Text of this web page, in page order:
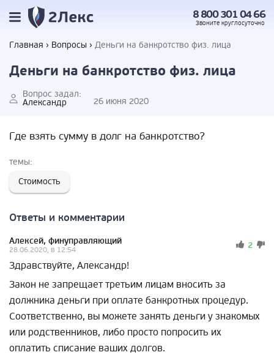
8 800 301 04 66
Звоните круглосуточно
Главная Вопросы Деньги на банкротство физ. лица
Деньги на банкротство физ. лица
Вопрос задал:
Александр
26 июня 2020
Где взять сумму в долг на банкротство?
темы:
Стоимость
Ответы и комментарии
Алексей, финуправляющий
28.06.2020, в 12:54 2
Здравствуйте, Александр!
Закон не запрещает третьим лицам вносить за
должника деньги при оплате банкротных процедур.
Соответственно, вы можете занять деньги у знакомых
или родственников, либо просто попросить их
оплатить списание ваших долгов.